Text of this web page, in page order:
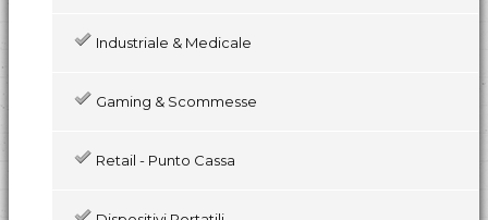
Industriale & Medicale
Gaming & Scommesse
Retail - Punto Cassa